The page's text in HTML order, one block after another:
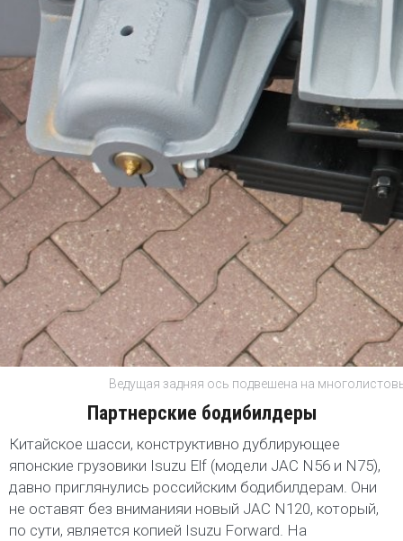
Ведущая задняя ось подвешена на
Партнерские бодибилдеры
Китайское шасси, конструктивно дублирующее
японские грузовики Isuzu Elf (модели JAC N56 и N75),
давно приглянулись российским бодибилдерам. Они
не оставят без вниманияи новый JAC N120, который,
по сути, является копией Isuzu Forward. На